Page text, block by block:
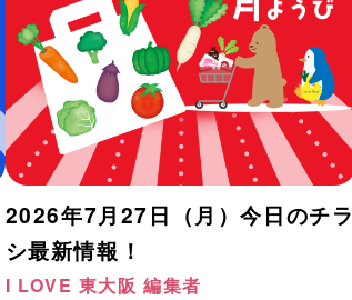
2026年7月27日（月）今日のチラ
シ最新情報！
I LOVE 東大阪 編集者